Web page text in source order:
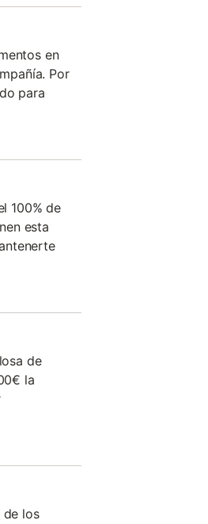
en
Por
para
100% de
esta
de
la
de los